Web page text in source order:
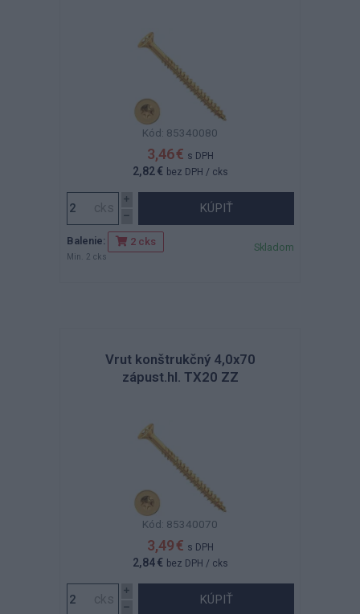
Kód: 85340080
3,46 € s DPH
2,82 € bez DPH / cks
KÚPIŤ
Balenie: 2 cks
Min. 2 cks
Skladom
Vrut konštrukčný 4,0x70
zápust.hl. TX20 ZZ
Kód: 85340070
3,49 € s DPH
2,84 € bez DPH / cks
KÚPIŤ